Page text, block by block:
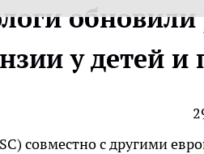
у детей и
совместно с другими